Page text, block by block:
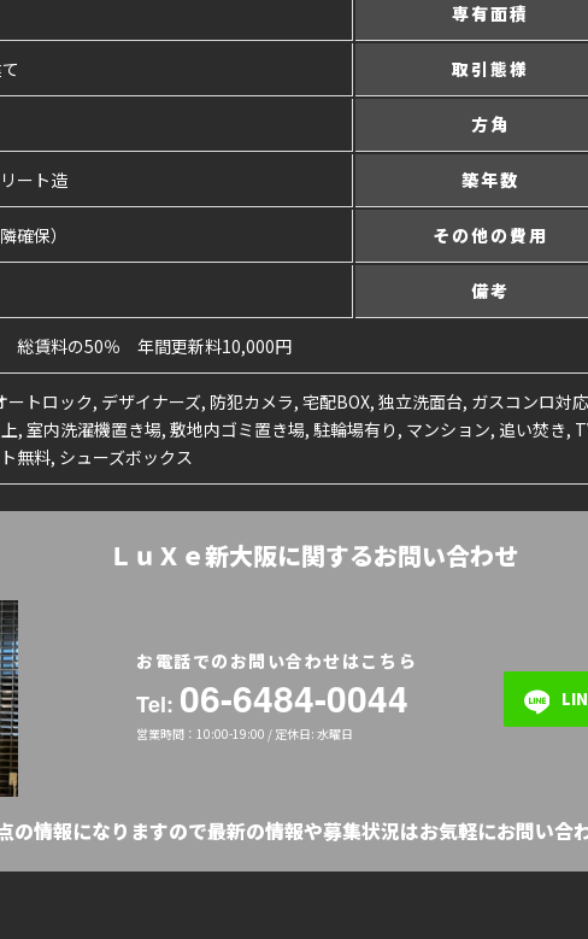
専有面積
取引態様
方角
ート造 築年数
確保） その他の費用
備考
総賃料の50％ 年間更新料10,000円
ートロック, デザイナーズ, 防犯カメラ, 宅配BOX, 独立洗面台, ガスコンロ対
, 室内洗濯機置き場, 敷地内ゴミ置き場, 駐輪場有り, マンション, 追い焚き,
無料, シューズボックス
ＬｕＸｅ新大阪に関するお問い合わせ
お電話でのお問い合わせはこちら
Tel: 06-6484-0044
営業時間：10:00-19:00 / 定休日: 水曜日
の情報になりますので最新の情報や募集状況はお気軽にお問い合